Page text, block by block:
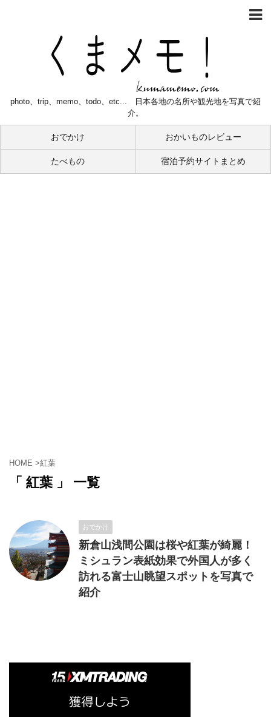
photo、trip、memo、todo、etc... 日本各地の名所や観光地を写真で紹
介。
おでかけ おかいものレビュー
たべもの 宿泊予約サイトまとめ
HOME >紅葉
「 紅葉 」 一覧
おでかけ
新倉山浅間公園は桜や紅葉が綺麗！
ミシュラン表紙効果で外国人が多く
訪れる富士山眺望スポットを写真で
紹介